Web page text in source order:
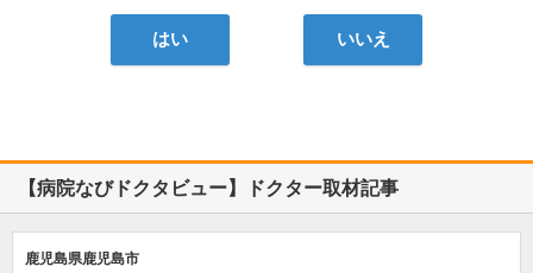
はい いいえ
【病院なびドクタビュー】ドクター取材記事
鹿児島県鹿児島市